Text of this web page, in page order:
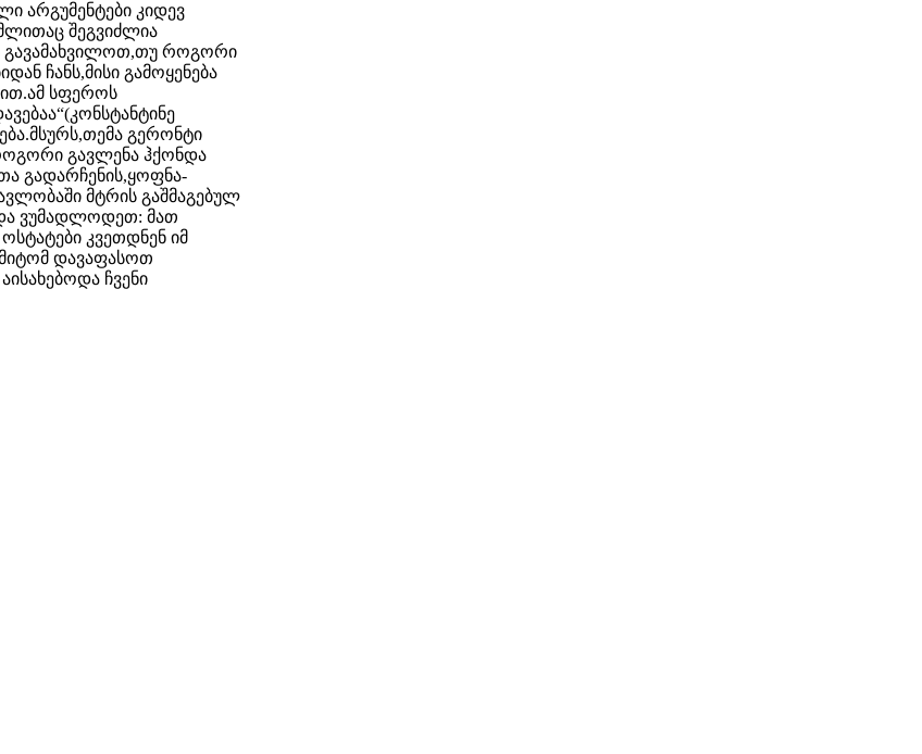
არგუმენტები კიდევ
შეგვიძლია
გავამახვილოთ,თუ როგორი
ჩანს,მისი გამოყენება
სფეროს
გერონტი
გავლენა ჰქონდა
გადარჩენის,ყოფნა-
მტრის გაშმაგებულ
ვუმადლოდეთ: მათ
კვეთდნენ იმ
დავაფასოთ
ჩვენი